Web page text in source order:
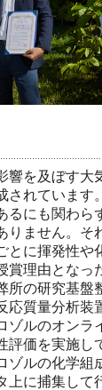
響を及ぼす大
されています
るにも関わら
りません。そ
とに揮発性や
賞理由となっ
所の研究基盤
応質量分析装
ゾルのオンラ
評価を実施し
ゾルの化学組
上に捕集して